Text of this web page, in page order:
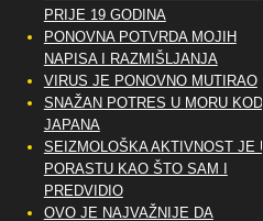
PRIJE 19 GODINA
PONOVNA POTVRDA MOJIH
NAPISA I RAZMIŠLJANJA
VIRUS JE PONOVNO MUTIRAO
SNAŽAN POTRES U MORU KOD
JAPANA
SEIZMOLOŠKA AKTIVNOST JE U
PORASTU KAO ŠTO SAM I
PREDVIDIO
OVO JE NAJVAŽNIJE DA